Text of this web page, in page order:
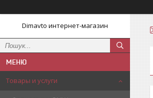
Dimavto интернет-магазин
Товары и услуги